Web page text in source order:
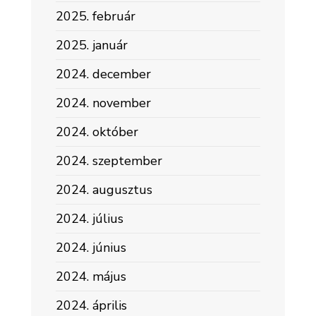
2025. február
2025. január
2024. december
2024. november
2024. október
2024. szeptember
2024. augusztus
2024. július
2024. június
2024. május
2024. április